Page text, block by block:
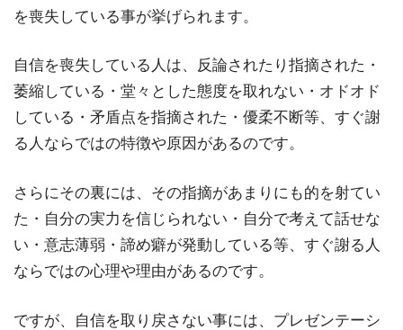
を喪失している事が挙げられます。
自信を喪失している人は、反論されたり指摘された・
萎縮している・堂々とした態度を取れない・オドオド
している・矛盾点を指摘された・優柔不断等、すぐ謝
る人ならではの特徴や原因があるのです。
さらにその裏には、その指摘があまりにも的を射てい
た・自分の実力を信じられない・自分で考えて話せな
い・意志薄弱・諦め癖が発動している等、すぐ謝る人
ならではの心理や理由があるのです。
ですが、自信を取り戻さない事には、プレゼンテーシ